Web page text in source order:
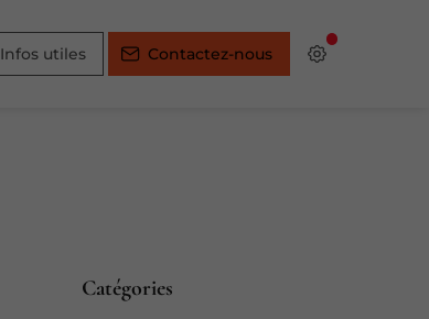
Infos utiles Contactez-nous
Catégories